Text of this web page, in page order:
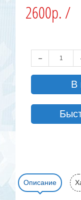
2600р. /
В
Описание